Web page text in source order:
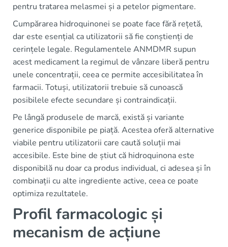
pentru tratarea melasmei și a petelor pigmentare.
Cumpărarea hidroquinonei se poate face fără rețetă,
dar este esențial ca utilizatorii să fie conștienți de
cerințele legale. Regulamentele ANMDMR supun
acest medicament la regimul de vânzare liberă pentru
unele concentrații, ceea ce permite accesibilitatea în
farmacii. Totuși, utilizatorii trebuie să cunoască
posibilele efecte secundare și contraindicații.
Pe lângă produsele de marcă, există și variante
generice disponibile pe piață. Acestea oferă alternative
viabile pentru utilizatorii care caută soluții mai
accesibile. Este bine de știut că hidroquinona este
disponibilă nu doar ca produs individual, ci adesea și în
combinații cu alte ingrediente active, ceea ce poate
optimiza rezultatele.
Profil farmacologic și
mecanism de acțiune